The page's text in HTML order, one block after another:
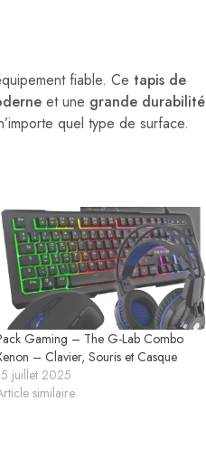
fiable. Ce tapis de
et une grande durabilité
quel type de surface.
Gaming – The G-Lab Combo
– Clavier, Souris et Casque
juillet 2025
similaire